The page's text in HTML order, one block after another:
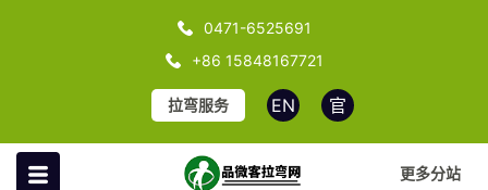
0471-6525691
+86 15848167721
拉弯服务 EN 官
更多分站